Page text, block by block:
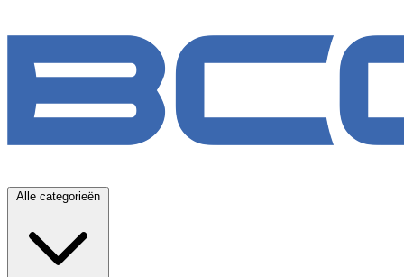
Alle categorieën